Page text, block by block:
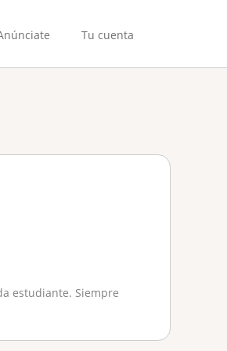
Tu cuenta
estudiante. Siempre